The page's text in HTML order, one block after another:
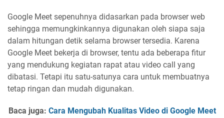
Google Meet sepenuhnya didasarkan pada browser web
sehingga memungkinkannya digunakan oleh siapa saja
dalam hitungan detik selama browser tersedia. Karena
Google Meet bekerja di browser, tentu ada beberapa fitur
yang mendukung kegiatan rapat atau video call yang
dibatasi. Tetapi itu satu-satunya cara untuk membuatnya
tetap ringan dan mudah digunakan.
Baca juga: Cara Mengubah Kualitas Video di Google Meet